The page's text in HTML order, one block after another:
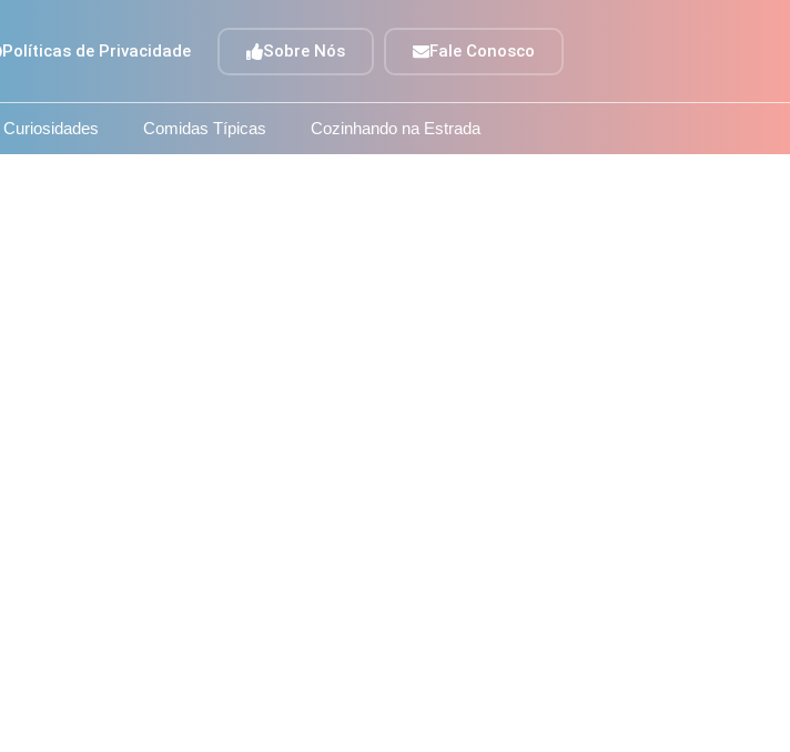
Políticas de Privacidade Sobre Nós Fale Conosco
Curiosidades Comidas Típicas Cozinhando na Estrada